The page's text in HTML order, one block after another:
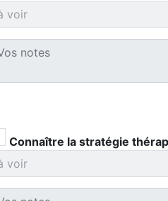
Connaître la stratégie